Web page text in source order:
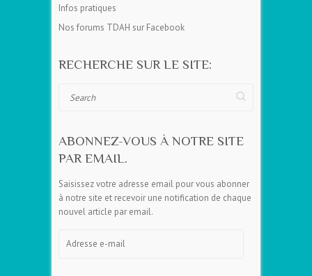
Infos pratiques
Nos forums TDAH sur Facebook
RECHERCHE SUR LE SITE:
ABONNEZ-VOUS À NOTRE SITE
PAR EMAIL.
Saisissez votre adresse email pour vous abonner
à notre site et recevoir une notification de chaque
nouvel article par email.